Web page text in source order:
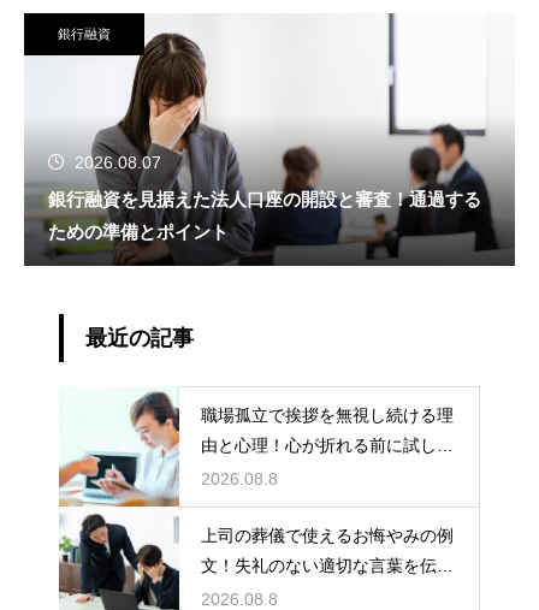
銀行融資
2026.08.07
銀行融資を見据えた法人口座の開設と審査！通過する
ための準備とポイント
最近の記事
職場孤立で挨拶を無視し続ける理
由と心理！心が折れる前に試した
い関係改善策
2026.08.8
上司の葬儀で使えるお悔やみの例
文！失礼のない適切な言葉を伝え
る例文
2026.08.8